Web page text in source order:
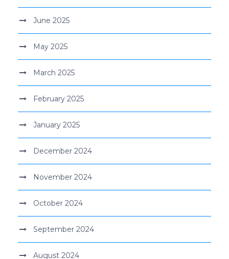
June 2025
May 2025
March 2025
February 2025
January 2025
December 2024
November 2024
October 2024
September 2024
August 2024